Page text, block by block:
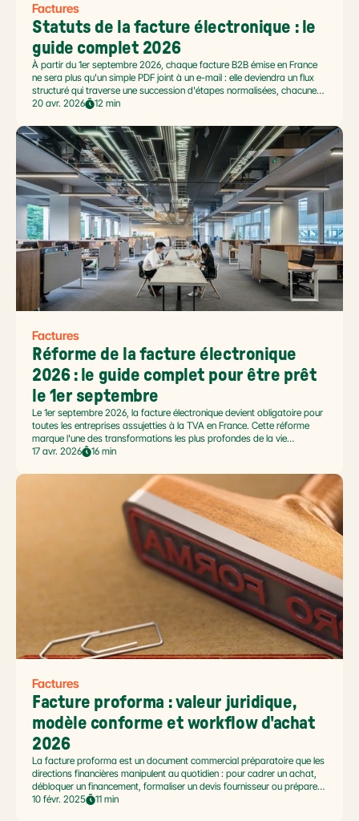
Factures
Statuts de la facture électronique : le
guide complet 2026
À partir du 1er septembre 2026, chaque facture B2B émise en France
ne sera plus qu'un simple PDF joint à un e-mail : elle deviendra un flux
structuré qui traverse une succession d'étapes normalisées, chacune
validée par un statut transmis à votre Plateforme Agréée (PA). C'est
facture électronique 2026 : les statuts du cycle de vie ne sont pas
qu'une nomenclature administrative, ils pilotent votre trésorerie, vos
relances fournisseurs et le pré-remplissage de votre TVA.
20 avr. 2026 12 min
Factures
Réforme de la facture électronique
2026 : le guide complet pour être prêt
le 1er septembre
Le 1er septembre 2026, la facture électronique devient obligatoire pour
toutes les entreprises assujetties à la TVA en France. Cette réforme
marque l'une des transformations les plus profondes de la vie
administrative des PME. En pratique, il ne s'agit plus d'envoyer un PDF
agréée, en communiquant en parallèle certaines données à
17 avr. 2026 16 min
Factures
Facture proforma : valeur juridique,
modèle conforme et workflow d'achat
2026
La facture proforma est un document commercial préparatoire que les
directions financières manipulent au quotidien : pour cadrer un achat,
débloquer un financement, formaliser un devis fournisseur ou préparer
un dédouanement export. Sa valeur juridique reste pourtant mal
10 févr. 2025 11 min